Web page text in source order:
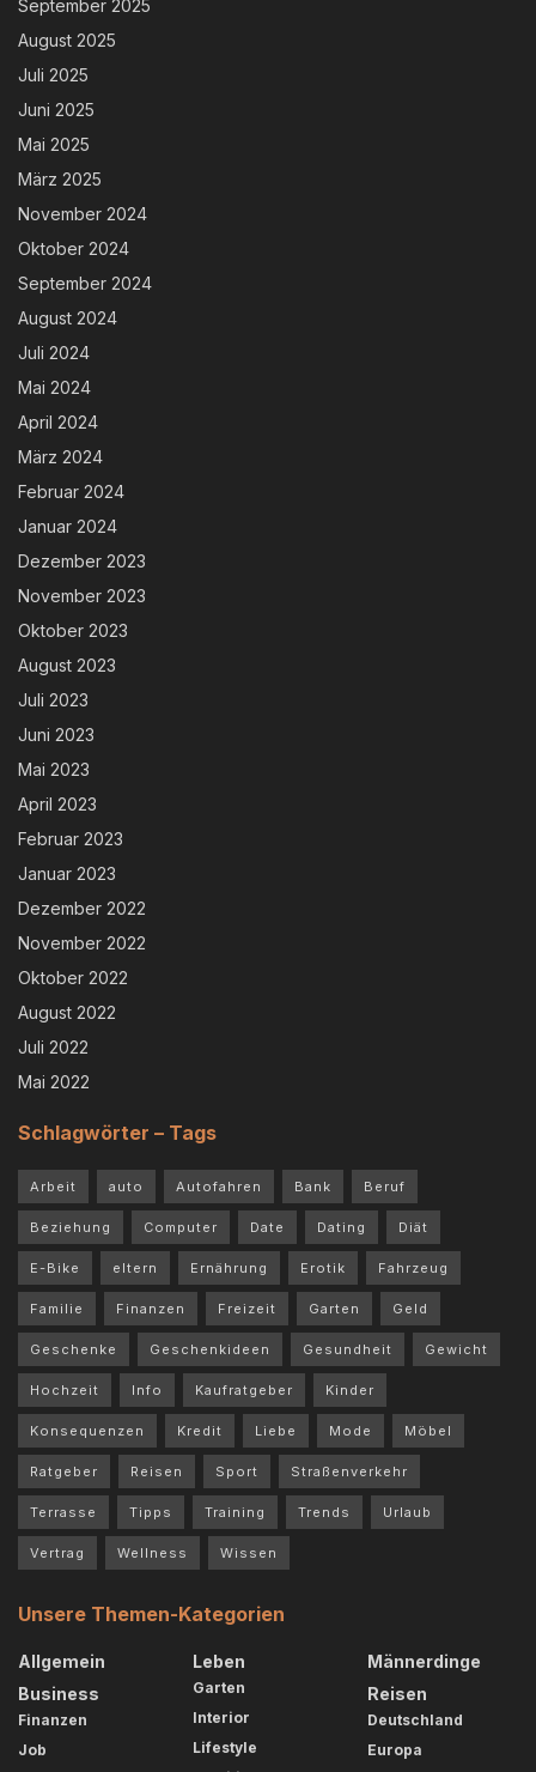
September 2025
August 2025
Juli 2025
Juni 2025
Mai 2025
März 2025
November 2024
Oktober 2024
September 2024
August 2024
Juli 2024
Mai 2024
April 2024
März 2024
Februar 2024
Januar 2024
Dezember 2023
November 2023
Oktober 2023
August 2023
Juli 2023
Juni 2023
Mai 2023
April 2023
Februar 2023
Januar 2023
Dezember 2022
November 2022
Oktober 2022
August 2022
Juli 2022
Mai 2022
Schlagwörter – Tags
Arbeit auto Autofahren Bank Beruf
Beziehung Computer Date Dating Diät
E-Bike eltern Ernährung Erotik Fahrzeug
Familie Finanzen Freizeit Garten Geld
Geschenke Geschenkideen Gesundheit Gewicht
Hochzeit Info Kaufratgeber Kinder
Konsequenzen Kredit Liebe Mode Möbel
Ratgeber Reisen Sport Straßenverkehr
Terrasse Tipps Training Trends Urlaub
Vertrag Wellness Wissen
Unsere Themen-Kategorien
Allgemein
Business
Finanzen
Job
Leben
Garten
Interior
Lifestyle
Männerdinge
Reisen
Deutschland
Europa